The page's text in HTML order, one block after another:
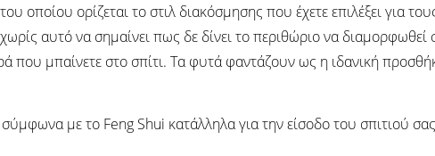
οποίου ορίζεται το στιλ διακόσμησης που έχετε επιλέξει για
αυτό να σημαίνει πως δε δίνει το περιθώριο να διαμορφωθεί
που μπαίνετε στο σπίτι. Τα φυτά φαντάζουν ως η ιδανική
με το Feng Shui κατάλληλα για την είσοδο του σπιτιού